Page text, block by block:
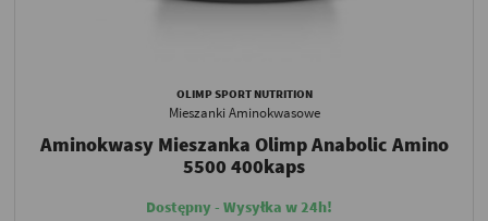
OLIMP SPORT NUTRITION
Mieszanki Aminokwasowe
Aminokwasy Mieszanka Olimp Anabolic Amino
5500 400kaps
Dostępny - Wysyłka w 24h!